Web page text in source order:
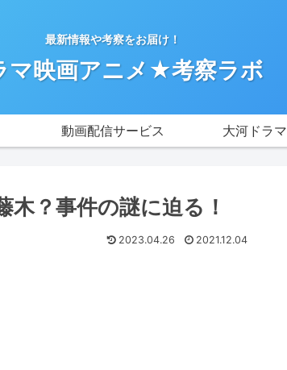
最新情報や考察をお届け！
マ映画アニメ★考察ラボ
動画配信サービス 大河ドラマ
木？事件の謎に迫る！
2023.04.26 2021.12.04